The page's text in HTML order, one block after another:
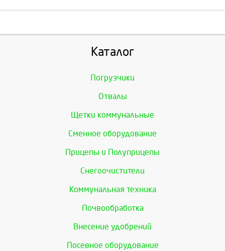
Каталог
Погрузчики
Отвалы
Щетки коммунальные
Сменное оборудование
Прицепы и Полуприцепы
Снегоочистители
Коммунальная техника
Почвообработка
Внесение удобрений
Посевное оборудование